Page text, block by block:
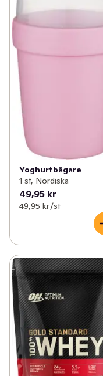
Yoghurtbägare
1 st, Nordiska
49,95 kr
49,95 kr /st